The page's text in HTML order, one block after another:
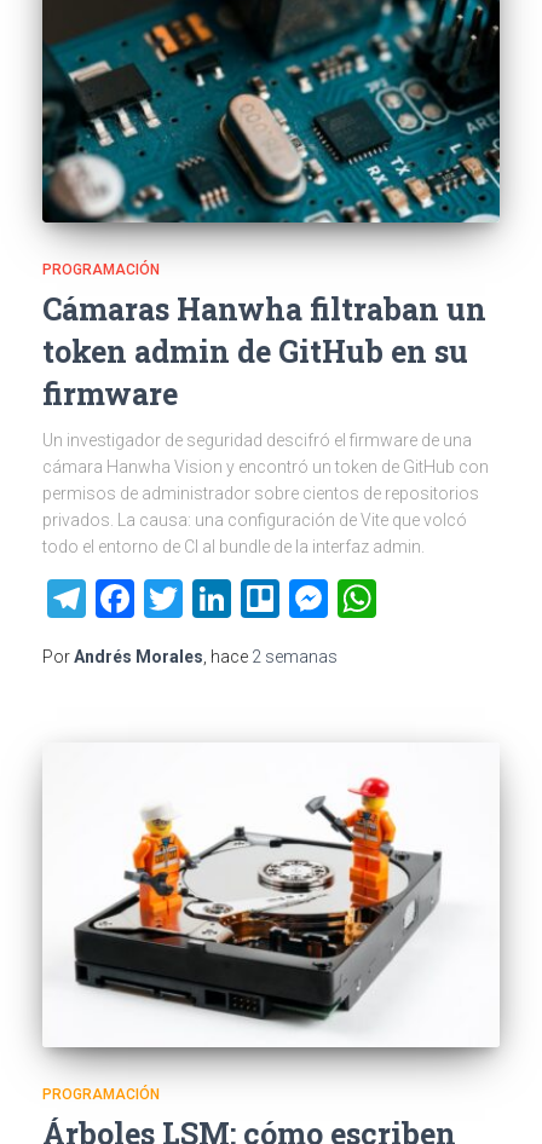
PROGRAMACIÓN
Cámaras Hanwha filtraban un
token admin de GitHub en su
firmware
Un investigador de seguridad descifró el firmware de una
cámara Hanwha Vision y encontró un token de GitHub con
permisos de administrador sobre cientos de repositorios
privados. La causa: una configuración de Vite que volcó
todo el entorno de CI al bundle de la interfaz admin.
Telegram
Facebook
Twitter
LinkedIn
TrelloMessenger
PorAndrés Morales , hace 2 semanas
PROGRAMACIÓN
Árboles LSM: cómo escriben